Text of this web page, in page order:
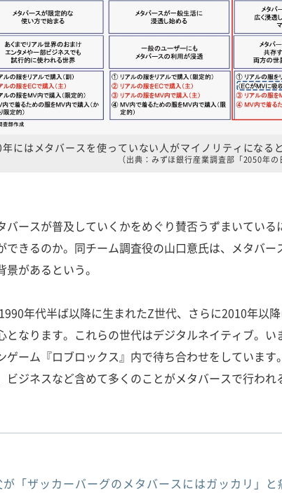
にはメタバースを使っていない人がマイノリティになる
（出典：みずほ銀行産業調査部「2050年の
バースが普及していくかをめぐり賛否うずまいている
できるのか。同チーム調査役の山口意氏は、メタバー
景があるという。
年代半ば以降に生まれたZ世代、さらに2010年以
となります。これらの世代はデジタルネイティブ。い
ゲーム『ロブロックス』内で待ち合わせをしています
ビジネスなど含めて多くのことがメタバースで行われ
が「ザッカーバーグのメタバースにはガッカリ」